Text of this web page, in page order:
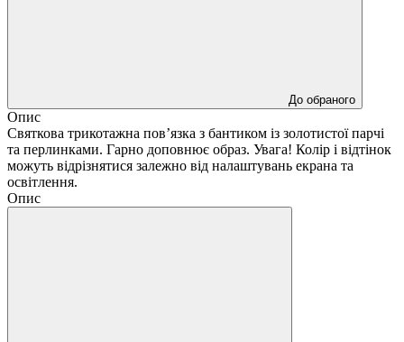
До обраного
Опис
Святкова трикотажна пов’язка з бантиком із золотистої парчі
та перлинками. Гарно доповнює образ. Увага! Колір і відтінок
можуть відрізнятися залежно від налаштувань екрана та
освітлення.
Опис